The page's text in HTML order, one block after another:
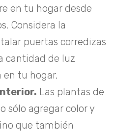
en tu hogar desde
Considera la
puertas corredizas
cantidad de luz
tu hogar.
Las plantas de
sólo agregar color y
que también